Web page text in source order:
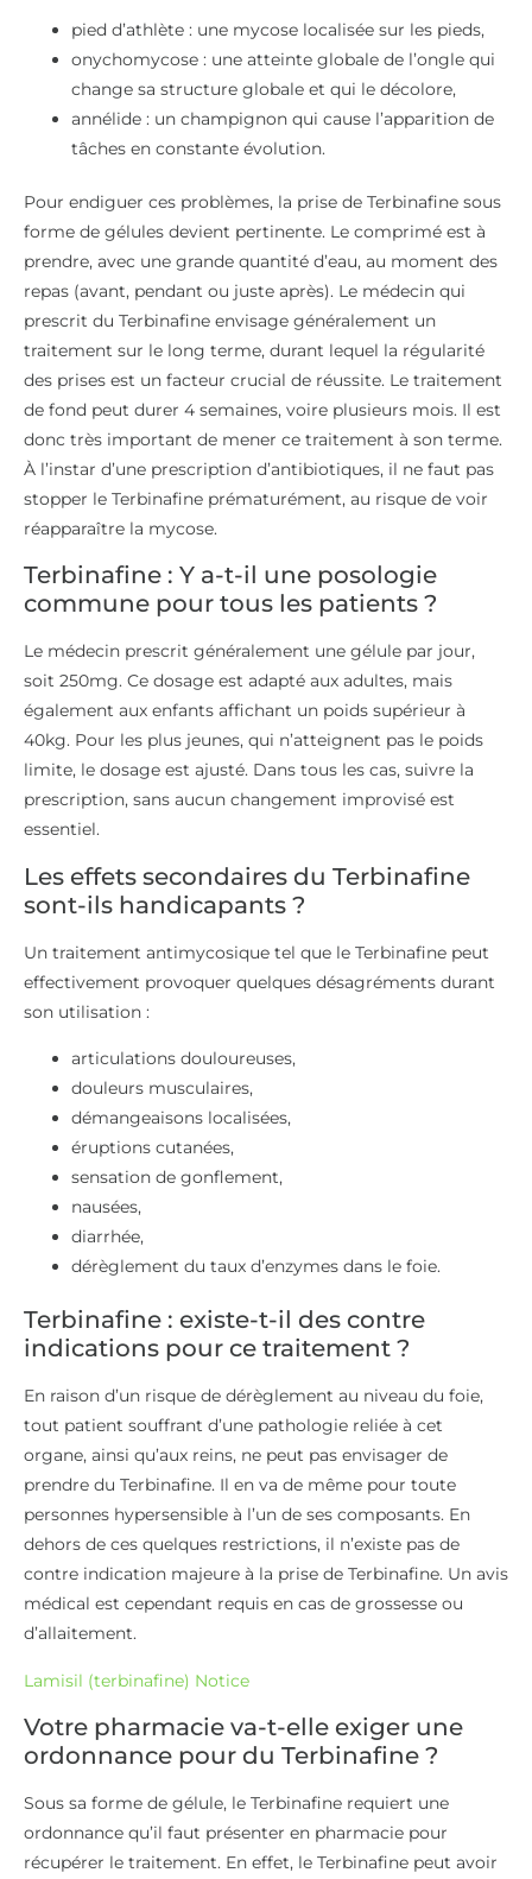
pied d’athlète : une mycose localisée sur les pieds,
onychomycose : une atteinte globale de l’ongle qui
change sa structure globale et qui le décolore,
annélide : un champignon qui cause l’apparition de
tâches en constante évolution.
Pour endiguer ces problèmes, la prise de Terbinafine sous
forme de gélules devient pertinente. Le comprimé est à
prendre, avec une grande quantité d’eau, au moment des
repas (avant, pendant ou juste après). Le médecin qui
prescrit du Terbinafine envisage généralement un
traitement sur le long terme, durant lequel la régularité
des prises est un facteur crucial de réussite. Le traitement
de fond peut durer 4 semaines, voire plusieurs mois. Il est
donc très important de mener ce traitement à son terme.
À l’instar d’une prescription d’antibiotiques, il ne faut pas
stopper le Terbinafine prématurément, au risque de voir
réapparaître la mycose.
Terbinafine : Y a-t-il une posologie
commune pour tous les patients ?
Le médecin prescrit généralement une gélule par jour,
soit 250mg. Ce dosage est adapté aux adultes, mais
également aux enfants affichant un poids supérieur à
40kg. Pour les plus jeunes, qui n’atteignent pas le poids
limite, le dosage est ajusté. Dans tous les cas, suivre la
prescription, sans aucun changement improvisé est
essentiel.
Les effets secondaires du Terbinafine
sont-ils handicapants ?
Un traitement antimycosique tel que le Terbinafine peut
effectivement provoquer quelques désagréments durant
son utilisation :
articulations douloureuses,
douleurs musculaires,
démangeaisons localisées,
éruptions cutanées,
sensation de gonflement,
nausées,
diarrhée,
dérèglement du taux d’enzymes dans le foie.
Terbinafine : existe-t-il des contre
indications pour ce traitement ?
En raison d’un risque de dérèglement au niveau du foie,
tout patient souffrant d’une pathologie reliée à cet
organe, ainsi qu’aux reins, ne peut pas envisager de
prendre du Terbinafine. Il en va de même pour toute
personnes hypersensible à l’un de ses composants. En
dehors de ces quelques restrictions, il n’existe pas de
contre indication majeure à la prise de Terbinafine. Un avis
médical est cependant requis en cas de grossesse ou
d’allaitement.
Lamisil (terbinafine) Notice
Votre pharmacie va-t-elle exiger une
ordonnance pour du Terbinafine ?
Sous sa forme de gélule, le Terbinafine requiert une
ordonnance qu’il faut présenter en pharmacie pour
récupérer le traitement. En effet, le Terbinafine peut avoir